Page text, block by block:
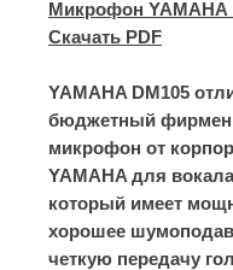
Микрофон YAMAHA
Скачать PDF
YAMAHA DM105
бюджетный
микрофон от
YAMAHA для
который имеет
хорошее
четкую передачу